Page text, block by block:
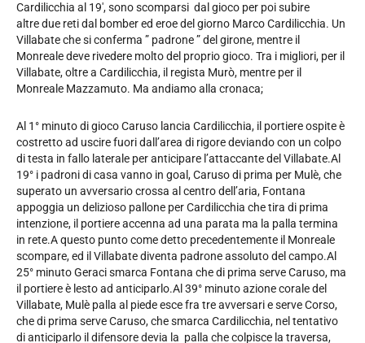
Cardilicchia al 19′, sono scomparsi dal gioco per poi subire
altre due reti dal bomber ed eroe del giorno Marco Cardilicchia. Un
Villabate che si conferma ” padrone ” del girone, mentre il
Monreale deve rivedere molto del proprio gioco. Tra i migliori, per il
Villabate, oltre a Cardilicchia, il regista Murò, mentre per il
Monreale Mazzamuto. Ma andiamo alla cronaca;
Al 1° minuto di gioco Caruso lancia Cardilicchia, il portiere ospite è
costretto ad uscire fuori dall’area di rigore deviando con un colpo
di testa in fallo laterale per anticipare l’attaccante del Villabate.Al
19° i padroni di casa vanno in goal, Caruso di prima per Mulè, che
superato un avversario crossa al centro dell’aria, Fontana
appoggia un delizioso pallone per Cardilicchia che tira di prima
intenzione, il portiere accenna ad una parata ma la palla termina
in rete.A questo punto come detto precedentemente il Monreale
scompare, ed il Villabate diventa padrone assoluto del campo.Al
25° minuto Geraci smarca Fontana che di prima serve Caruso, ma
il portiere è lesto ad anticiparlo.Al 39° minuto azione corale del
Villabate, Mulè palla al piede esce fra tre avversari e serve Corso,
che di prima serve Caruso, che smarca Cardilicchia, nel tentativo
di anticiparlo il difensore devia la palla che colpisce la traversa,